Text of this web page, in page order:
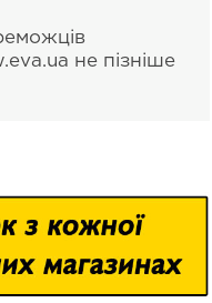
не пізніше